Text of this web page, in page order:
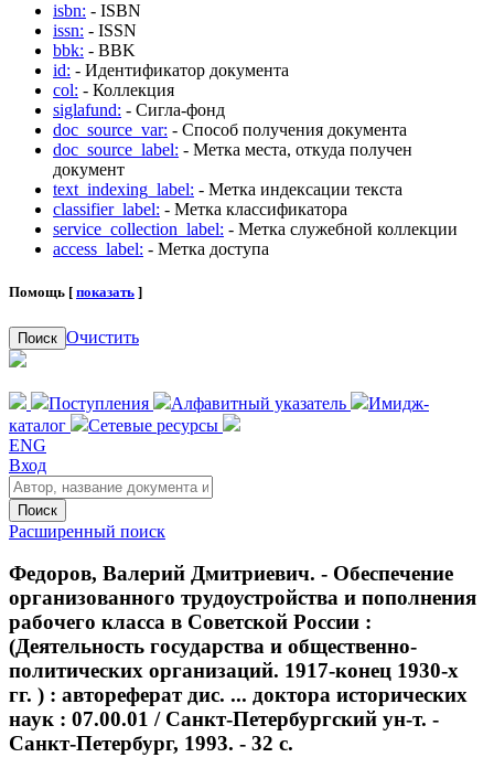
isbn: - ISBN
issn: - ISSN
bbk: - BBK
id: - Идентификатор документа
col: - Коллекция
siglafund: - Сигла-фонд
doc_source_var: - Способ получения документа
doc_source_label: - Метка места, откуда получен
документ
text_indexing_label: - Метка индексации текста
classifier_label: - Метка классификатора
service_collection_label: - Метка служебной коллекции
access_label: - Метка доступа
Помощь [ показать ]
Поиск Очистить
Поступления Алфавитный указатель
Имидж-
каталог
Сетевые ресурсы
ENG
Вход
Поиск
Расширенный поиск
Федоров, Валерий Дмитриевич. - Обеспечение
организованного трудоустройства и пополнения
рабочего класса в Советской России :
(Деятельность государства и общественно-
политических организаций. 1917-конец 1930-х
гг. ) : автореферат дис. ... доктора исторических
наук : 07.00.01 / Санкт-Петербургский ун-т. -
Санкт-Петербург, 1993. - 32 с.